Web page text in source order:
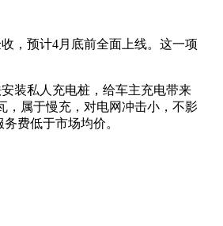
，预计4月底前全面上线。这一项
装私人充电桩，给车主充电带来
，属于慢充，对电网冲击小，不影
费低于市场均价。